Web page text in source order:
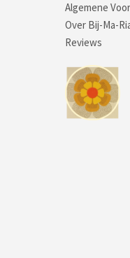
Algemene
Over Bij-Ma-
Reviews